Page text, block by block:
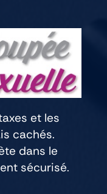
et les
cachés.
dans le
sécurisé.